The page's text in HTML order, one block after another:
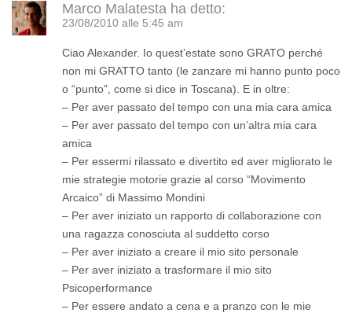
Marco Malatesta ha detto:
23/08/2010 alle 5:45 am
Ciao Alexander. Io quest’estate sono GRATO perché
non mi GRATTO tanto (le zanzare mi hanno punto poco
o “punto”, come si dice in Toscana). E in oltre:
– Per aver passato del tempo con una mia cara amica
– Per aver passato del tempo con un’altra mia cara
amica
– Per essermi rilassato e divertito ed aver migliorato le
mie strategie motorie grazie al corso “Movimento
Arcaico” di Massimo Mondini
– Per aver iniziato un rapporto di collaborazione con
una ragazza conosciuta al suddetto corso
– Per aver iniziato a creare il mio sito personale
– Per aver iniziato a trasformare il mio sito
Psicoperformance
– Per essere andato a cena e a pranzo con le mie